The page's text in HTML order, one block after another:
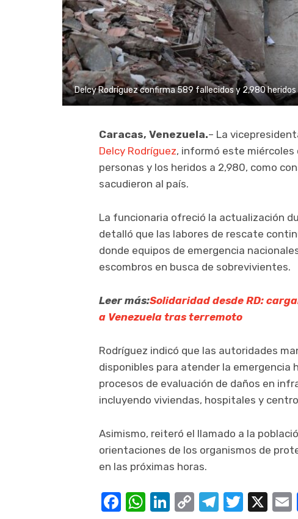
Delcy Rodríguez confirma 589 fallecidos y 2,980
Caracas, Venezuela.– La
Delcy Rodríguez, informó este
personas y los heridos a 2,980, como
sacudieron al país.
La funcionaria ofreció la actualización
detalló que las labores de rescate
donde equipos de emergencia
escombros en busca de sobrevivientes.
Leer más:Solidaridad desde RD:
a Venezuela tras terremoto
Rodríguez indicó que las autoridades
disponibles para atender la emergencia
procesos de evaluación de daños en
incluyendo viviendas, hospitales y
Asimismo, reiteró el llamado a la
orientaciones de los organismos de
en las próximas horas.
Facebook
WhatsApp
LinkedIn
CopyTelegram
X